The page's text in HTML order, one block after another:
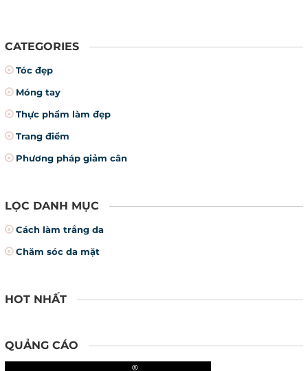
CATEGORIES
Tóc đẹp
Móng tay
Thực phẩm làm đẹp
Trang điểm
Phương pháp giảm cân
LỌC DANH MỤC
Cách làm trắng da
Chăm sóc da mặt
HOT NHẤT
QUẢNG CÁO